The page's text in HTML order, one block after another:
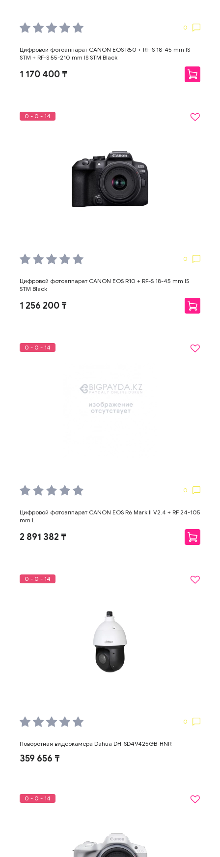
0
Цифровой фотоаппарат CANON EOS R50 + RF-S 18-45 mm IS
STM + RF-S 55-210 mm IS STM Black
1 170 400 ₸
0 - 0 - 14
0
Цифровой фотоаппарат CANON EOS R10 + RF-S 18-45 mm IS
STM Black
1 256 200 ₸
0 - 0 - 14
0
Цифровой фотоаппарат CANON EOS R6 Mark II V2.4 + RF 24-105
mm L
2 891 382 ₸
0 - 0 - 14
0
Поворотная видеокамера Dahua DH-SD49425GB-HNR
359 656 ₸
0 - 0 - 14